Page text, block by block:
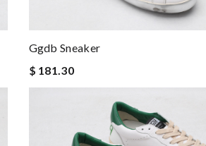
Ggdb Sneaker
$ 181.30